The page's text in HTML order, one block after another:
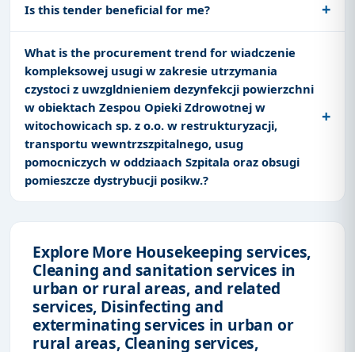
Is this tender beneficial for me?
What is the procurement trend for wiadczenie
kompleksowej usugi w zakresie utrzymania
czystoci z uwzgldnieniem dezynfekcji powierzchni
w obiektach Zespou Opieki Zdrowotnej w
witochowicach sp. z o.o. w restrukturyzacji,
transportu wewntrzszpitalnego, usug
pomocniczych w oddziaach Szpitala oraz obsugi
pomieszcze dystrybucji posikw.?
Explore More Housekeeping services,
Cleaning and sanitation services in
urban or rural areas, and related
services, Disinfecting and
exterminating services in urban or
rural areas, Cleaning services,